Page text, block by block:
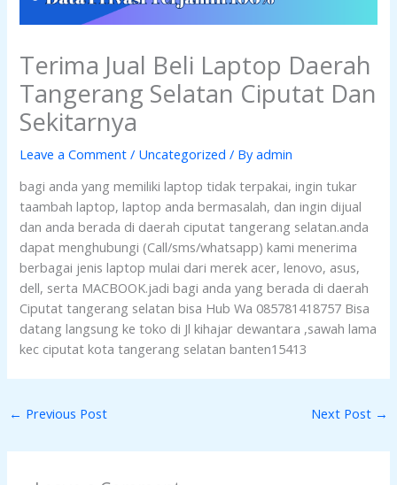
Terima Jual Beli Laptop Daerah
Tangerang Selatan Ciputat Dan
Sekitarnya
Leave a Comment / Uncategorized / Byadmin
bagi anda yang memiliki laptop tidak terpakai, ingin tukar
taambah laptop, laptop anda bermasalah, dan ingin dijual
dan anda berada di daerah ciputat tangerang selatan.anda
dapat menghubungi (Call/sms/whatsapp) kami menerima
berbagai jenis laptop mulai dari merek acer, lenovo, asus,
dell, serta MACBOOK.jadi bagi anda yang berada di daerah
Ciputat tangerang selatan bisa Hub Wa 085781418757 Bisa
datang langsung ke toko di Jl kihajar dewantara ,sawah lama
kec ciputat kota tangerang selatan banten15413
← Previous Post Next Post →